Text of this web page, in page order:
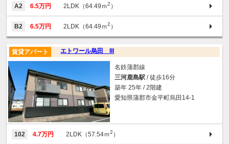
A2 6.5万円 2LDK（64.49ｍ2 ）
B2 6.5万円 2LDK（64.49ｍ2 ）
エトワール烏田 III
賃貸アパート
名鉄蒲郡線
三河鹿島駅 / 徒歩16分
築年 25年 / 2階建
愛知県蒲郡市金平町烏田14-1
102 4.7万円 2LDK（57.54ｍ2 ）